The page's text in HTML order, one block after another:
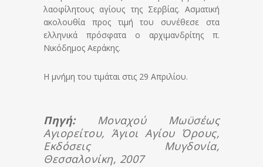
λαοφίλητους αγίους της Σερβίας. Ασματική
ακολουθία προς τιμή του συνέθεσε στα
ελληνικά πρόσφατα ο αρχιμανδρίτης π.
Νικόδημος Αεράκης.
Η μνήμη του τιμάται στις 29 Απριλίου.
Πηγή: Μοναχού Μωϋσέως
Αγιορείτου, Άγιοι Αγίου Όρους,
Εκδόσεις Μυγδονία,
Θεσσαλονίκη, 2007